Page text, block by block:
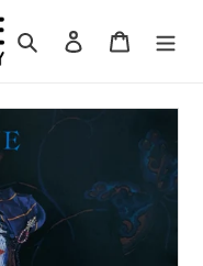
検索 ログインカート